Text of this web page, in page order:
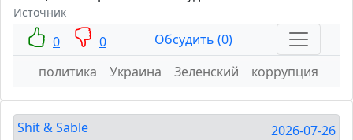
Источник
0 0
Обсудить (0)
политика
Украина Зеленский коррупция
Shit & Sable 2026-07-26